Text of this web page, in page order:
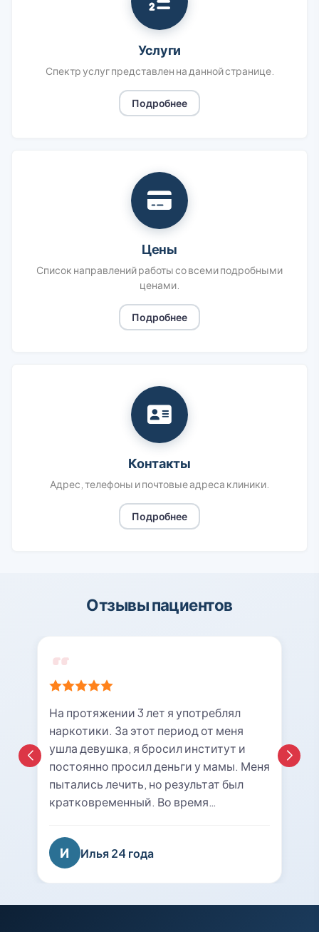
Услуги
Спектр услуг представлен на данной странице.
Подробнее
Цены
Список направлений работы со всеми подробными
ценами.
Подробнее
Контакты
Адрес, телефоны и почтовые адреса клиники.
Подробнее
Отзывы пациентов
На протяжении 3 лет я употреблял
наркотики. За этот период от меня
ушла девушка, я бросил институт и
постоянно просил деньги у мамы. Меня
пытались лечить, но результат был
кратковременный. Во время
центра «21rehab». Беседа с наркологом
подтолкнула меня к мысли о
прохождении курса лечения и
последний раз. На сегодняшний день
И Илья 24 года